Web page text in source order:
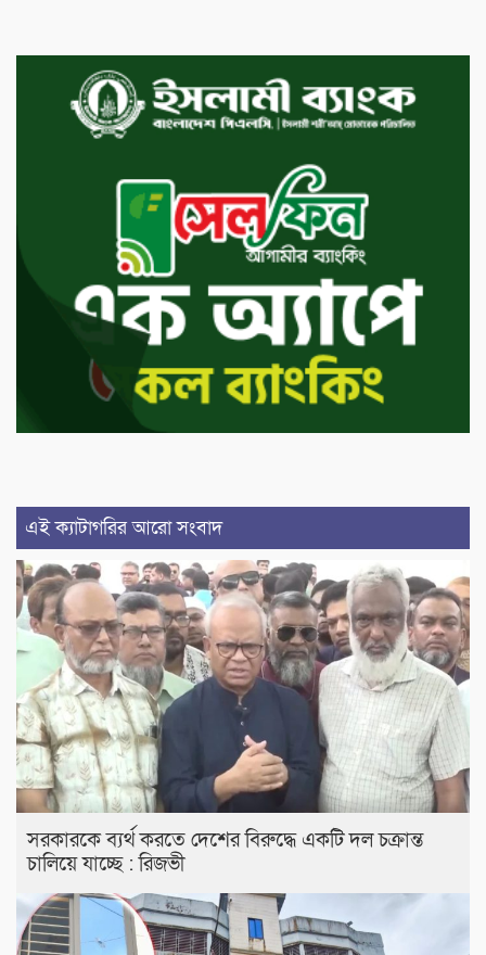
এই ক্যাটাগরির আরো সংবাদ
সরকারকে ব্যর্থ করতে দেশের বিরুদ্ধে একটি দল চক্রান্ত
চালিয়ে যাচ্ছে : রিজভী